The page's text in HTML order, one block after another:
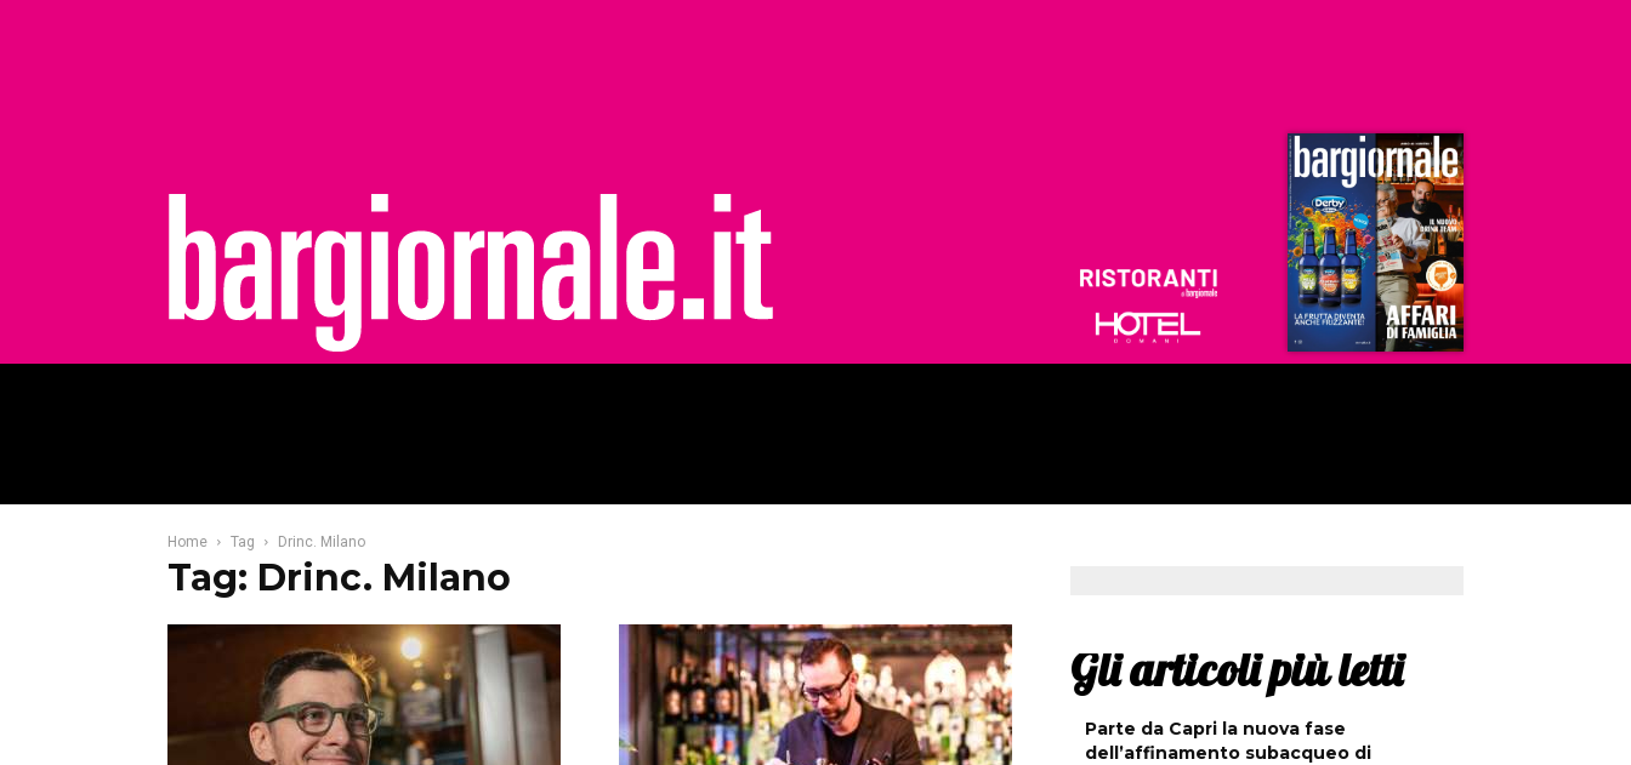
Ristoranti
Hoteldomani
Home Tag Drinc. Milano
Tag: Drinc. Milano
Gli articoli più letti
Parte da Capri la nuova fase
dell’affinamento subacqueo di